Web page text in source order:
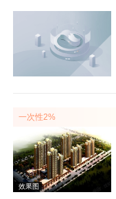
一次性2%